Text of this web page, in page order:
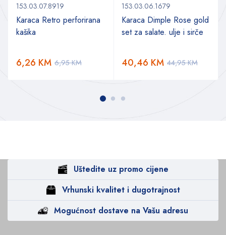
153.03.07.8919
Karaca Retro perforirana
kašika
6,95KM
6,26 KM
153.03.06.1679
Karaca Dimple Rose gold
set za salate. ulje i sirče
44,95KM
40,46 KM
Uštedite uz promo cijene
Vrhunski kvalitet i dugotrajnost
Mogućnost dostave na Vašu adresu